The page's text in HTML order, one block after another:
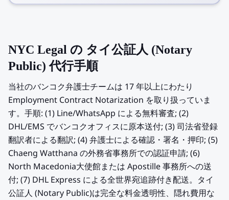
NYC Legal の タイ公証人 (Notary
Public) 代行手順
当社のバンコク弁護士チームは 17 年以上にわたり
Employment Contract Notarization を取り扱っていま
す。手順: (1) Line/WhatsApp による無料審査; (2)
DHL/EMS でバンコクオフィスに原本送付; (3) 司法省登録
翻訳者による翻訳; (4) 弁護士による確認・署名・押印; (5)
Chaeng Watthana の外務省事務所での認証申請; (6)
North Macedonia大使館または Apostille 事務所への送
付; (7) DHL Express による全世界宛追跡付き配送。タイ
公証人 (Notary Public)は完全な料金透明性、隠れ費用な